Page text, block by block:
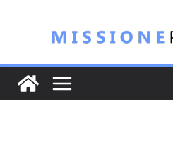
contenuto